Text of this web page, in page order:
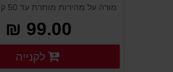
99.00 ₪
פרטים נוספים
לקנייה